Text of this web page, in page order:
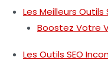
Les Meilleurs Outils
Boostez Votre
Les Outils SEO